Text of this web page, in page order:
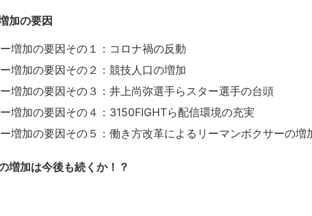
加の要因
増加の要因その１：コロナ禍の反動
増加の要因その２：競技人口の増加
増加の要因その３：井上尚弥選手らスター選手の台頭
増加の要因その４：3150FIGHTら配信環境の充実
増加の要因その５：働き方改革によるリーマンボクサーの増
増加は今後も続くか！？